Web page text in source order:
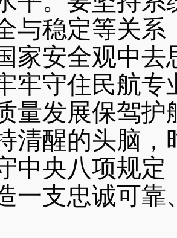
与稳定等关
家安全观中
牢守住民航
量发展保驾
清醒的头脑
中央八项规
一支忠诚可靠